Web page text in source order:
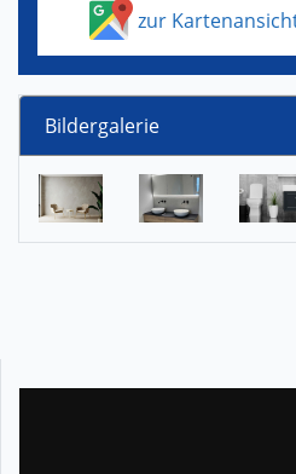
zur
Bildergalerie